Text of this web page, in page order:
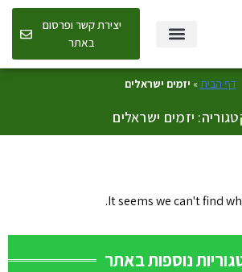
יצירת קשר ופרסום
באתר
דף הבית» יזמים ישראלים
יזמים ישראלים
It seems we can't find
נוספות באתר